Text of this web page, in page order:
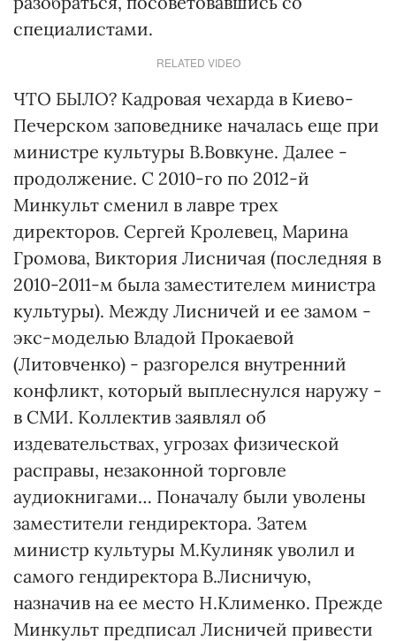
специалистами.
RELATED VIDEO
ЧТО БЫЛО? Кадровая чехарда в Киево-
Печерском заповеднике началась еще при
министре культуры В.Вовкуне. Далее -
продолжение. С 2010-го по 2012-й
Минкульт сменил в лавре трех
директоров. Сергей Кролевец, Марина
Громова, Виктория Лисничая (последняя в
2010-2011-м была заместителем министра
культуры). Между Лисничей и ее замом -
экс-моделью Владой Прокаевой
(Литовченко) - разгорелся внутренний
конфликт, который выплеснулся наружу -
в СМИ. Коллектив заявлял об
издевательствах, угрозах физической
расправы, незаконной торговле
аудиокнигами… Поначалу были уволены
заместители гендиректора. Затем
министр культуры М.Кулиняк уволил и
самого гендиректора В.Лисничую,
назначив на ее место Н.Клименко. Прежде
Минкульт предписал Лисничей привести